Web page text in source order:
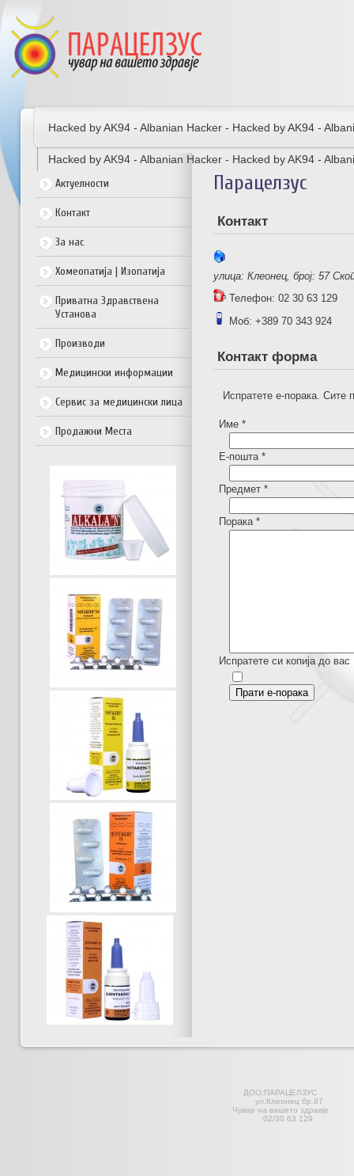
Hacked by AK94 - Albanian Hacker - Hacked by AK94 -
Hacked by AK94 - Albanian Hacker - Hacked by AK94 -
Актуелности
Контакт
За нас
Хомеопатија | Изопатија
Приватна Здравствена
Установа
Производи
Медицински информации
Сервис за медицински лица
Продажни Места
Парацелзус
Контакт
улица: Клеонец, број: 57
Телефон: 02 30 63 129
Moб: +389 70 343 924
Контакт форма
Испратете е-порака.
Име*
Е-пошта*
Предмет*
Порака*
Испратете си копија до вас
Прати е-порака
ул.Клеонец
Чувар на вашето здравје
02/30 63